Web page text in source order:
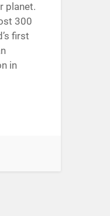
planet.
300
first
in